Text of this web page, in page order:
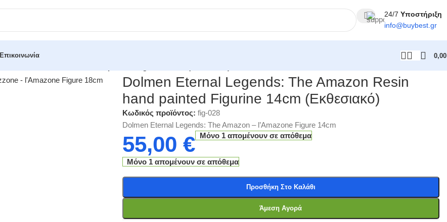
24/7 Υποστήριξη
info@buybest .gr
Επικοινωνία
Dolmen Eternal Legends: The Amazon Resin
hand painted Figurine 14cm (Εκθεσιακό)
Κωδικός προϊόντος: fig-028
Dolmen Eternal Legends: The Amazon – l’Amazone Figure 14cm
55,00 € Μόνο 1 απομένουν σε απόθεμα
Μόνο 1 απομένουν σε απόθεμα
Προσθήκη Στο Καλάθι
Άμεση Αγορά